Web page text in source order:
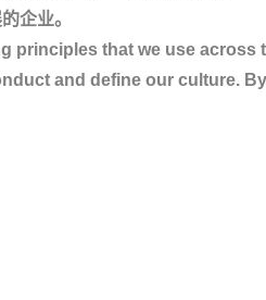
企业。
principles that we use
and define our culture.